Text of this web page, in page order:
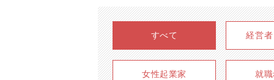
すべて 経営
女性起業家 就